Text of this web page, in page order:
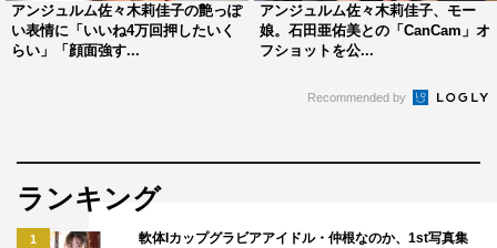
アンジュルム佐々木莉佳子の艶っぽ
い表情に「いいね4万回押したいく
らい」「顔面強す...
アンジュルム佐々木莉佳子、モー
娘。石田亜佑美との「CanCam」オ
フショットを公...
Recommended by
ランキング
1
軟体Iカップグラビアアイドル・仲根なのか、1st写真集